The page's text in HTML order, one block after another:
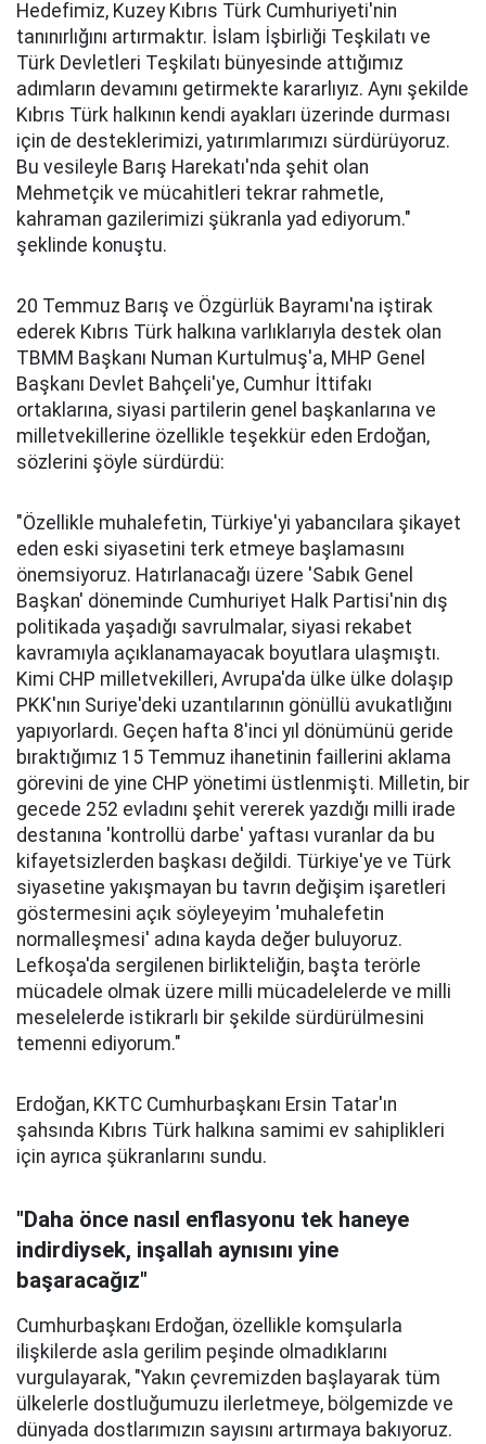
Hedefimiz, Kuzey Kıbrıs Türk Cumhuriyeti'nin
tanınırlığını artırmaktır. İslam İşbirliği Teşkilatı ve
Türk Devletleri Teşkilatı bünyesinde attığımız
adımların devamını getirmekte kararlıyız. Aynı şekilde
Kıbrıs Türk halkının kendi ayakları üzerinde durması
için de desteklerimizi, yatırımlarımızı sürdürüyoruz.
Bu vesileyle Barış Harekatı'nda şehit olan
Mehmetçik ve mücahitleri tekrar rahmetle,
kahraman gazilerimizi şükranla yad ediyorum."
şeklinde konuştu.
20 Temmuz Barış ve Özgürlük Bayramı'na iştirak
ederek Kıbrıs Türk halkına varlıklarıyla destek olan
TBMM Başkanı Numan Kurtulmuş'a, MHP Genel
Başkanı Devlet Bahçeli'ye, Cumhur İttifakı
ortaklarına, siyasi partilerin genel başkanlarına ve
milletvekillerine özellikle teşekkür eden Erdoğan,
sözlerini şöyle sürdürdü:
"Özellikle muhalefetin, Türkiye'yi yabancılara şikayet
eden eski siyasetini terk etmeye başlamasını
önemsiyoruz. Hatırlanacağı üzere 'Sabık Genel
Başkan' döneminde Cumhuriyet Halk Partisi'nin dış
politikada yaşadığı savrulmalar, siyasi rekabet
kavramıyla açıklanamayacak boyutlara ulaşmıştı.
Kimi CHP milletvekilleri, Avrupa'da ülke ülke dolaşıp
PKK'nın Suriye'deki uzantılarının gönüllü avukatlığını
yapıyorlardı. Geçen hafta 8'inci yıl dönümünü geride
bıraktığımız 15 Temmuz ihanetinin faillerini aklama
görevini de yine CHP yönetimi üstlenmişti. Milletin, bir
gecede 252 evladını şehit vererek yazdığı milli irade
destanına 'kontrollü darbe' yaftası vuranlar da bu
kifayetsizlerden başkası değildi. Türkiye'ye ve Türk
siyasetine yakışmayan bu tavrın değişim işaretleri
göstermesini açık söyleyeyim 'muhalefetin
normalleşmesi' adına kayda değer buluyoruz.
Lefkoşa'da sergilenen birlikteliğin, başta terörle
mücadele olmak üzere milli mücadelelerde ve milli
meselelerde istikrarlı bir şekilde sürdürülmesini
temenni ediyorum."
Erdoğan, KKTC Cumhurbaşkanı Ersin Tatar'ın
şahsında Kıbrıs Türk halkına samimi ev sahiplikleri
için ayrıca şükranlarını sundu.
"Daha önce nasıl enflasyonu tek haneye
indirdiysek, inşallah aynısını yine
başaracağız"
Cumhurbaşkanı Erdoğan, özellikle komşularla
ilişkilerde asla gerilim peşinde olmadıklarını
vurgulayarak, "Yakın çevremizden başlayarak tüm
ülkelerle dostluğumuzu ilerletmeye, bölgemizde ve
dünyada dostlarımızın sayısını artırmaya bakıyoruz.